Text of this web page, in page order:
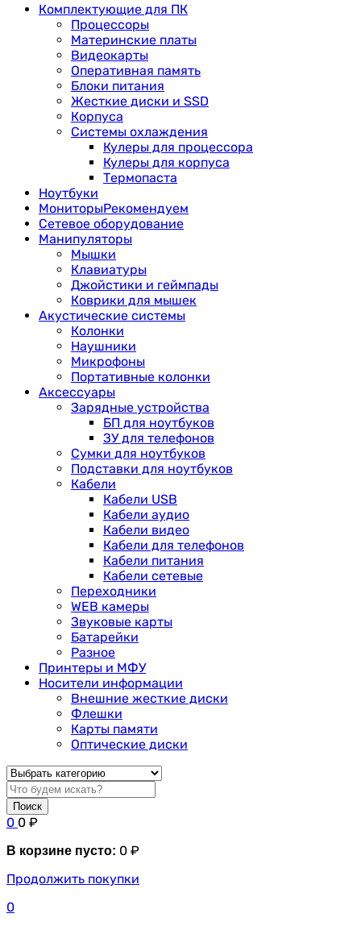
Комплектующие для ПК
Процессоры
Материнские платы
Видеокарты
Оперативная память
Блоки питания
Жесткие диски и SSD
Корпуса
Системы охлаждения
Кулеры для процессора
Кулеры для корпуса
Термопаста
Ноутбуки
МониторыРекомендуем
Сетевое оборудование
Манипуляторы
Мышки
Клавиатуры
Джойстики и геймпады
Коврики для мышек
Акустические системы
Колонки
Наушники
Микрофоны
Портативные колонки
Аксессуары
Зарядные устройства
БП для ноутбуков
ЗУ для телефонов
Сумки для ноутбуков
Подставки для ноутбуков
Кабели
Кабели USB
Кабели аудио
Кабели видео
Кабели для телефонов
Кабели питания
Кабели сетевые
Переходники
WEB камеры
Звуковые карты
Батарейки
Разное
Принтеры и МФУ
Носители информации
Внешние жесткие диски
Флешки
Карты памяти
Оптические диски
Поиск
0 0 ₽
В корзине пусто: 0 ₽
Продолжить покупки
0